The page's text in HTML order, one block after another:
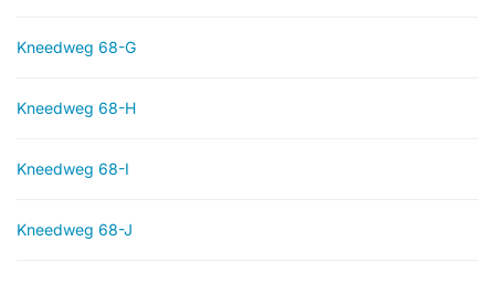
Kneedweg 68-G
Kneedweg 68-H
Kneedweg 68-I
Kneedweg 68-J